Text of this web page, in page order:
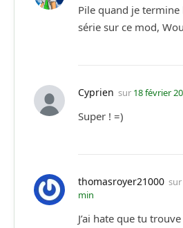
Pile quand je
série sur ce mod,
Cyprien sur 18 février
Super ! =)
thomasroyer21000 sur
min
J’ai hate que tu